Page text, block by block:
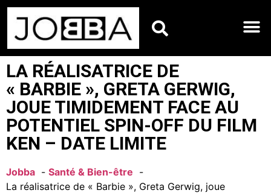
LA RÉALISATRICE DE
« BARBIE », GRETA GERWIG,
JOUE TIMIDEMENT FACE AU
POTENTIEL SPIN-OFF DU FILM
KEN – DATE LIMITE
Jobba
Santé & Bien-être
La réalisatrice de « Barbie », Greta Gerwig, joue